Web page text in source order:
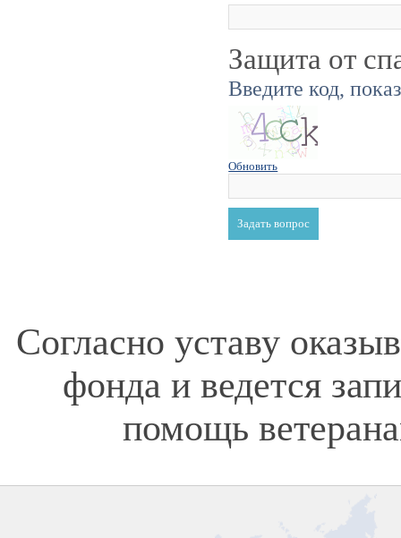
Защита от
Введите код,
Обновить
Согласно уставу
фонда и ведется
помощь